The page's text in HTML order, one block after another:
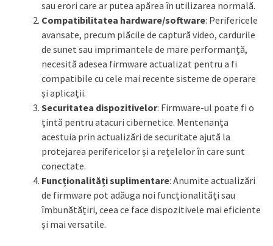
sau erori care ar putea apărea în utilizarea normală.
Compatibilitatea hardware/software: Perifericele
avansate, precum plăcile de captură video, cardurile
de sunet sau imprimantele de mare performanță,
necesită adesea firmware actualizat pentru a fi
compatibile cu cele mai recente sisteme de operare
și aplicații.
Securitatea dispozitivelor: Firmware-ul poate fi o
țintă pentru atacuri cibernetice. Mentenanța
acestuia prin actualizări de securitate ajută la
protejarea perifericelor și a rețelelor în care sunt
conectate.
Funcționalități suplimentare: Anumite actualizări
de firmware pot adăuga noi funcționalități sau
îmbunătățiri, ceea ce face dispozitivele mai eficiente
și mai versatile.